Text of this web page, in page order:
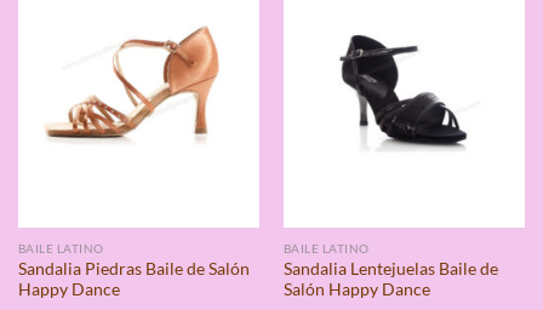
BAILE LATINO
Sandalia Piedras Baile de Salón
Happy Dance
BAILE LATINO
Sandalia Lentejuelas Baile de
Salón Happy Dance